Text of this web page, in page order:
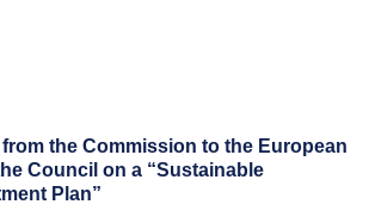
the Commission to the European
Council on a “Sustainable
Plan”